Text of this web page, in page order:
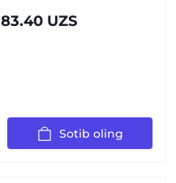
83.40 UZS
Sotib oling